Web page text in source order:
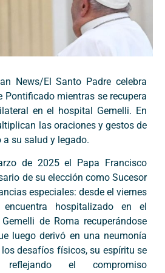
News/El Santo Padre celebra
Pontificado mientras se recupera
en el hospital Gemelli. En
las oraciones y gestos de
su salud y legado.
de 2025 el Papa Francisco
de su elección como Sucesor
especiales: desde el viernes
hospitalizado en el
de Roma recuperándose
luego derivó en una neumonía
desafíos físicos, su espíritu se
el compromiso